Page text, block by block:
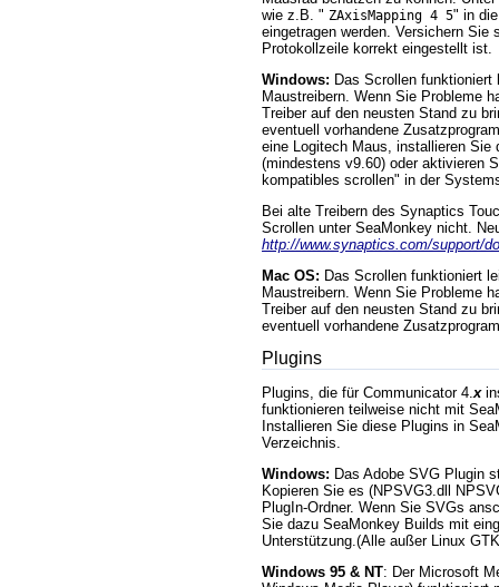
wie z.B. " ZAxisMapping 4 5" in
eingetragen werden. Versichern Sie
Protokollzeile korrekt eingestellt ist.
Windows: Das Scrollen
Maustreibern. Wenn Sie Probleme
Treiber auf den neusten Stand zu
eventuell vorhandene
eine Logitech Maus, installieren Sie
(mindestens v9.60) oder aktivieren
kompatibles scrollen" in der
Bei alte Treibern des Synaptics
Scrollen unter SeaMonkey nicht.
http://www.synaptics.com/support/
Mac OS: Das Scrollen funktioniert
Maustreibern. Wenn Sie Probleme
Treiber auf den neusten Stand zu
eventuell vorhandene
Plugins
Plugins, die für Communicator 4.x
funktionieren teilweise nicht mit
Installieren Sie diese Plugins in
Verzeichnis.
Windows: Das Adobe SVG Plugin
Kopieren Sie es (NPSVG3.dll
PlugIn-Ordner. Wenn Sie SVGs
Sie dazu SeaMonkey Builds mit
Unterstützung.(Alle außer Linux
Windows 95 & NT: Der Microsoft